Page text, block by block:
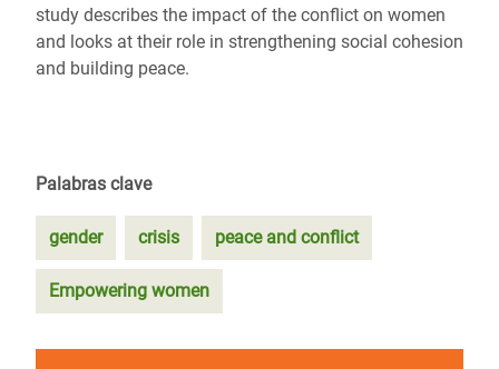
study describes the impact of the conflict on women
and looks at their role in strengthening social cohesion
and building peace.
Palabras clave
gender crisis peace and conflict
Empowering women